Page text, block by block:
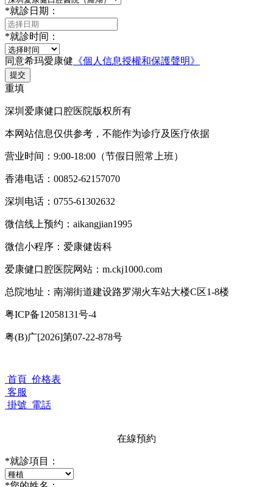
*就診日期：
*就診时间：
同意希玛愛康健 《個人信息授權和保護聲明》
提交
重填
深圳爱康健口腔医院版权所有
本网站信息仅供参考，不能作为诊疗及医疗依据
营业时间：9:00-18:00（节假日照常上班）
香港电话：00852-62157070
深圳电话：0755-61302632
微信线上预约：aikangjian1995
微信小程序：爱康健齿科
爱康健口腔医院网站：m.ckj1000.com
总院地址：南湖街道建设路罗湖火车站大楼C区1-8楼
粤ICP备12058131号-4
粤(B)广[2026]第07-22-878号
首頁 价格表
客服
掛號 電話
在線預約
*就診項目：